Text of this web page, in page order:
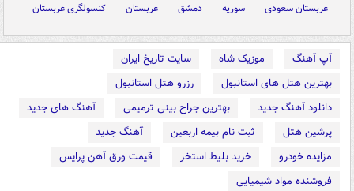
عربستان سعودی سوریه دمشق عربستان کنسولگری عربستان
آپ آهنگ موزیک شاه
سایت تاریخ ایران
بهترین هتل های استانبول
رزرو هتل استانبول
دانلود آهنگ جدید
بهترین جراح بینی ترمیمی
آهنگ های جدید
پرشین هتل
ثبت نام بیمه اربعین
آهنگ جدید
مزایده خودرو
خرید بلیط استخر
قیمت ورق آهن پرایس
فروشنده مواد شیمیایی